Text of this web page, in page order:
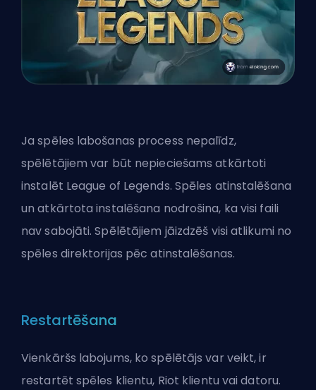
Ja spēles labošanas process nepalīdz,
spēlētājiem var būt nepieciešams atkārtoti
instalēt League of Legends. Spēles atinstalēšana
un atkārtota instalēšana nodrošina, ka visi faili
nav sabojāti. Spēlētājiem jāizdzēš visi atlikumi no
spēles direktorijas pēc atinstalēšanas.
Restartēšana
Vienkāršs labojums, ko spēlētājs var veikt, ir
restartēt spēles klientu, Riot klientu vai datoru.